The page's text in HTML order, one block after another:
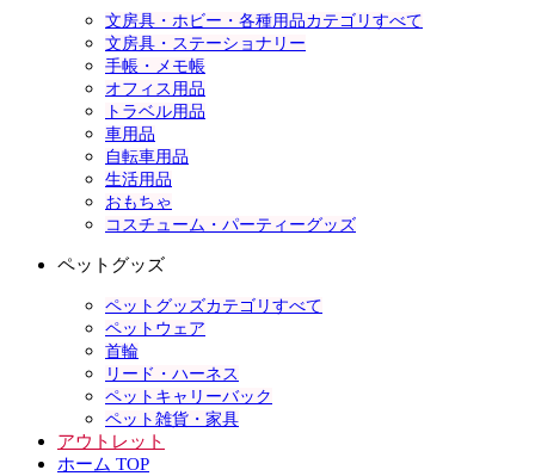
文房具・ホビー・各種用品カテゴリすべて
文房具・ステーショナリー
手帳・メモ帳
オフィス用品
トラベル用品
車用品
自転車用品
生活用品
おもちゃ
コスチューム・パーティーグッズ
ペットグッズ
ペットグッズカテゴリすべて
ペットウェア
首輪
リード・ハーネス
ペットキャリーバック
ペット雑貨・家具
アウトレット
ホーム TOP